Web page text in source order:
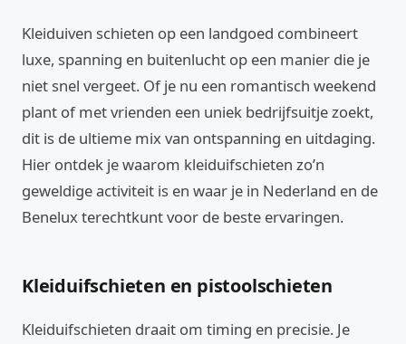
Kleiduiven schieten op een landgoed combineert
luxe, spanning en buitenlucht op een manier die je
niet snel vergeet. Of je nu een romantisch weekend
plant of met vrienden een uniek bedrijfsuitje zoekt,
dit is de ultieme mix van ontspanning en uitdaging.
Hier ontdek je waarom kleiduifschieten zo’n
geweldige activiteit is en waar je in Nederland en de
Benelux terechtkunt voor de beste ervaringen.
Kleiduifschieten en pistoolschieten
Kleiduifschieten draait om timing en precisie. Je